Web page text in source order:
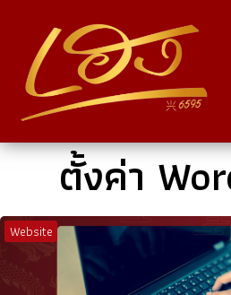
ตั้งค่า
Website